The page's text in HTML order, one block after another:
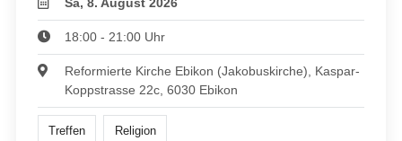
18:00 - 21:00 Uhr
Reformierte Kirche Ebikon (Jakobuskirche), Kaspar-
Koppstrasse 22c, 6030 Ebikon
Treffen Religion